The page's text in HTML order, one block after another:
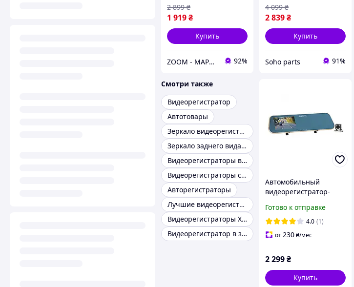
1 919₴
2 899 ₴
Купить
ZOOM - МАРКЕТ ЦИФРОВОЙ ТЕХНИКИ 92%
2 839₴
4 099 ₴
Купить
Soho parts 91%
Смотри также
Видеорегистратор
Автотовары
Зеркало видеорегистратор
Зеркало заднего вида с камерой
Видеорегистраторы в машину
Видеорегистраторы с камерой заднего вида
Авторегистраторы
Лучшие видеорегистраторы
Видеорегистраторы Xiaomi
Видеорегистратор в зеркале заднего вида
Автомобильный
видеорегистратор-
1 зеркало заднего вида
с видеорегистратором
и камерой
Готово к отправке
4.0 (1)
от230₴/мес
2 299₴
Купить